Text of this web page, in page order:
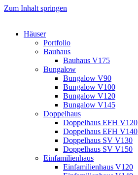
Zum Inhalt springen
Häuser
Portfolio
Bauhaus
Bauhaus V175
Bungalow
Bungalow V90
Bungalow V100
Bungalow V120
Bungalow V145
Doppelhaus
Doppelhaus EFH V120
Doppelhaus EFH V140
Doppelhaus SV V130
Doppelhaus SV V150
Einfamilienhaus
Einfamilienhaus V120